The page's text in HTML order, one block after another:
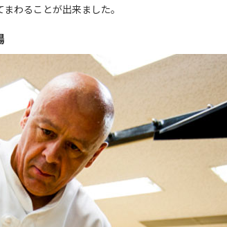
わることが出来ました。